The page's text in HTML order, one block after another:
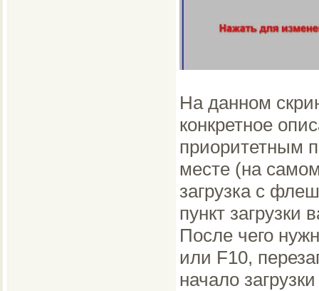
На данном
конкретное
приоритетным
месте (на
загрузка с
пункт загрузки
После чего
или F10,
начало